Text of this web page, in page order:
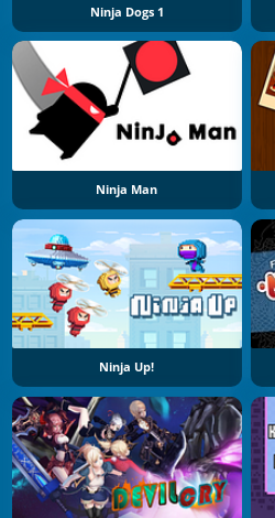
Ninja Dogs 1
Ninja Man
Ninja Up!